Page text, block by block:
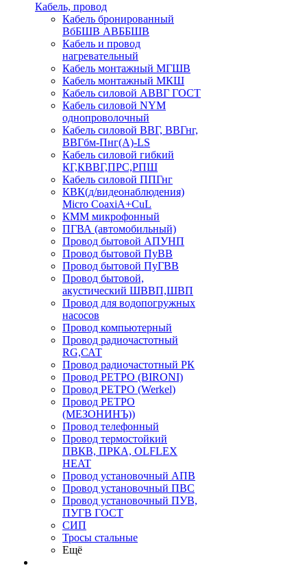
Кабель, провод
Кабель бронированный
ВбБШВ АВББШВ
Кабель и провод
нагревательный
Кабель монтажный МГШВ
Кабель монтажный МКШ
Кабель силовой АВВГ ГОСТ
Кабель силовой NYM
однопроволочный
Кабель силовой ВВГ, ВВГнг,
ВВГбм-Пнг(А)-LS
Кабель силовой гибкий
КГ,КВВГ,ПРС,РПШ
Кабель силовой ППГнг
КВК(д/видеонаблюдения)
Micro CoaxiA+CuL
КММ микрофонный
ПГВА (автомобильный)
Провод бытовой АПУНП
Провод бытовой ПуВВ
Провод бытовой ПуГВВ
Провод бытовой,
акустический ШВВП,ШВП
Провод для водопогружных
насосов
Провод компьютерный
Провод радиочастотный
RG,САТ
Провод радиочастотный РК
Провод РЕТРО (BIRONI)
Провод РЕТРО (Werkel)
Провод РЕТРО
(МЕЗОНИНЪ))
Провод телефонный
Провод термостойкий
ПВКВ, ПРКА, OLFLEX
HEAT
Провод установочный АПВ
Провод установочный ПВС
Провод установочный ПУВ,
ПУГВ ГОСТ
СИП
Тросы стальные
Ещё